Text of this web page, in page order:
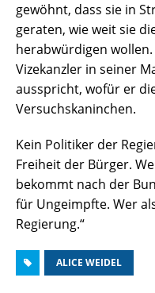
gewöhnt, dass sie in
geraten, wie weit sie
herabwürdigen
Vizekanzler in seiner
ausspricht, wofür er
Versuchskaninchen.
Kein Politiker der
Freiheit der Bürger.
bekommt nach der
für Ungeimpfte. Wer
Regierung.“
ALICE WEIDEL